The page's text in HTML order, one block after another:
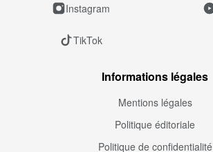
Instagram
TikTok
Informations légales
Mentions légales
Politique éditoriale
Politique de confidentialité